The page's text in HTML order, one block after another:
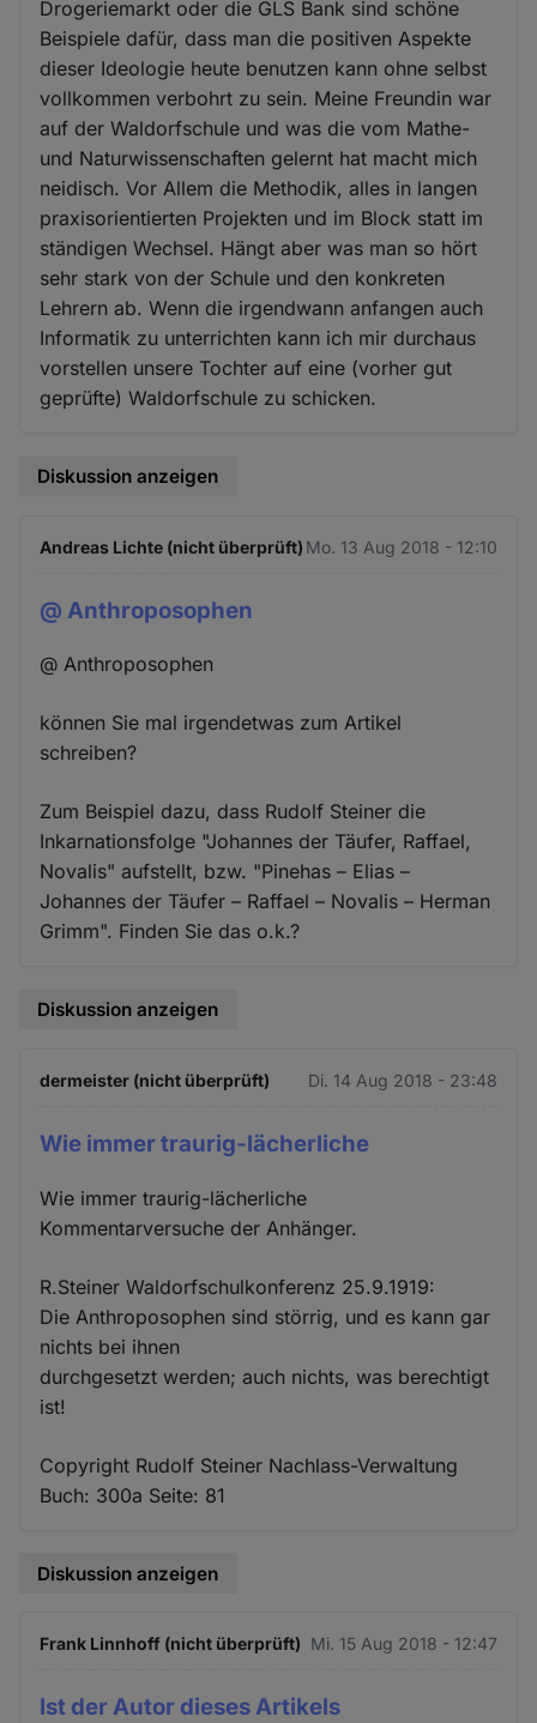
Drogeriemarkt oder die GLS Bank sind schöne
Beispiele dafür, dass man die positiven Aspekte
dieser Ideologie heute benutzen kann ohne selbst
vollkommen verbohrt zu sein. Meine Freundin war
auf der Waldorfschule und was die vom Mathe-
und Naturwissenschaften gelernt hat macht mich
neidisch. Vor Allem die Methodik, alles in langen
praxisorientierten Projekten und im Block statt im
ständigen Wechsel. Hängt aber was man so hört
sehr stark von der Schule und den konkreten
Lehrern ab. Wenn die irgendwann anfangen auch
Informatik zu unterrichten kann ich mir durchaus
vorstellen unsere Tochter auf eine (vorher gut
geprüfte) Waldorfschule zu schicken.
Diskussion anzeigen
Andreas Lichte (nicht überprüft) Mo. 13 Aug 2018 - 12:10
@ Anthroposophen
@ Anthroposophen
können Sie mal irgendetwas zum Artikel
schreiben?
Zum Beispiel dazu, dass Rudolf Steiner die
Inkarnationsfolge "Johannes der Täufer, Raffael,
Novalis" aufstellt, bzw. "Pinehas – Elias –
Johannes der Täufer – Raffael – Novalis – Herman
Grimm". Finden Sie das o.k.?
Diskussion anzeigen
dermeister (nicht überprüft) Di. 14 Aug 2018 - 23:48
Wie immer traurig-lächerliche
Wie immer traurig-lächerliche
Kommentarversuche der Anhänger.
R.Steiner Waldorfschulkonferenz 25.9.1919:
Die Anthroposophen sind störrig, und es kann gar
nichts bei ihnen
durchgesetzt werden; auch nichts, was berechtigt
ist!
Copyright Rudolf Steiner Nachlass-Verwaltung
Buch: 300a Seite: 81
Diskussion anzeigen
Frank Linnhoff (nicht überprüft) Mi. 15 Aug 2018 - 12:47
Ist der Autor dieses Artikels